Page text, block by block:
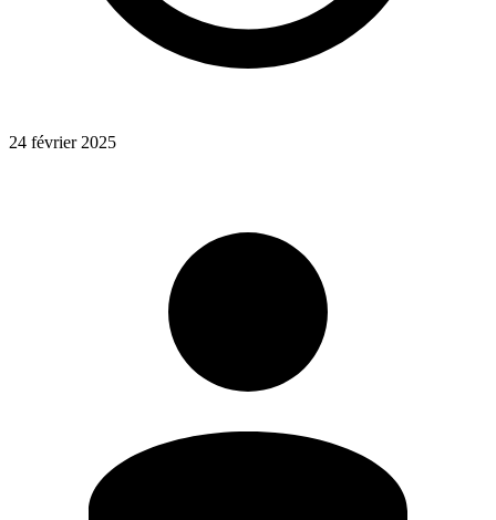
24 février 2025